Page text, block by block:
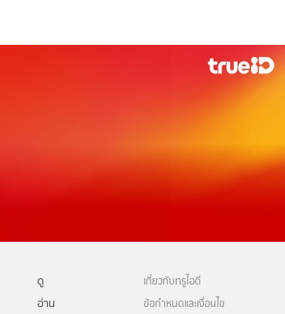
ดู
อ่าน
เกี่ยวกับทรูไอดี
ข้อกำหนดและเงื่อนไข